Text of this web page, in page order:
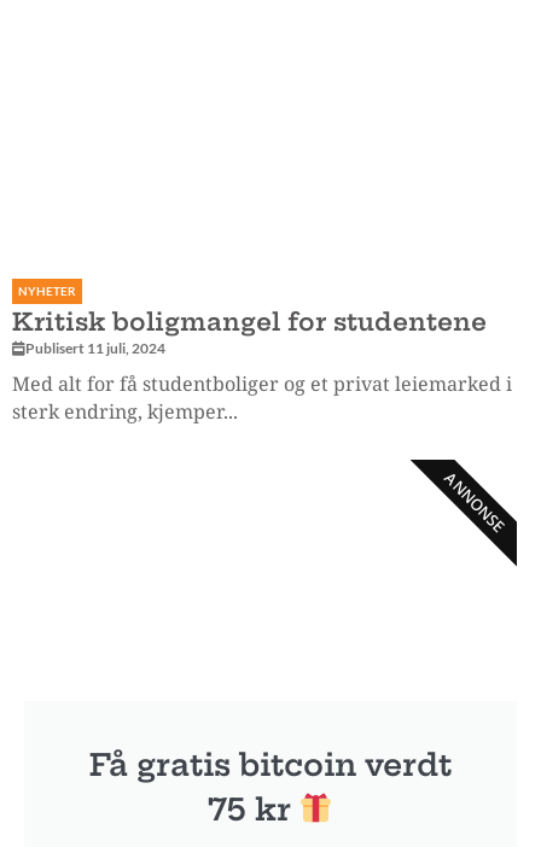
NYHETER
Kritisk boligmangel for studentene
Publisert 11 juli, 2024
Med alt for få studentboliger og et privat leiemarked i
sterk endring, kjemper...
Få gratis bitcoin verdt
75 kr
ANNONSE